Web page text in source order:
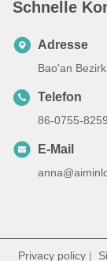
Schnelle
Adresse
Bao'an
Telefon
86-0755-
E-Mail
Privacy policy |